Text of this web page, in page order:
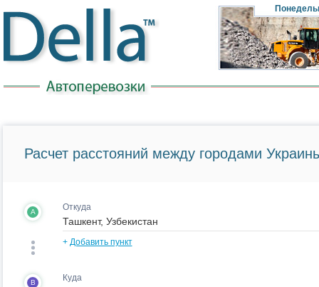
Расчет расстояний между городами
A Откуда
+ Добавить пункт
B Куда